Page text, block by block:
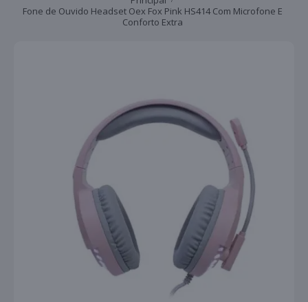
Fone de Ouvido Headset Oex Fox Pink HS414 Com Microfone E
Conforto Extra